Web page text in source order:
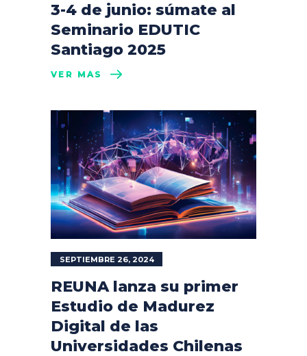
3-4 de junio: súmate al
Seminario EDUTIC
Santiago 2025
VER MÁS
SEPTIEMBRE 26, 2024
REUNA lanza su primer
Estudio de Madurez
Digital de las
Universidades Chilenas